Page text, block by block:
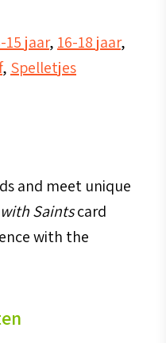
15 jaar, 16-18 jaar,
, Spelletjes
and meet unique
Saintscard
with the